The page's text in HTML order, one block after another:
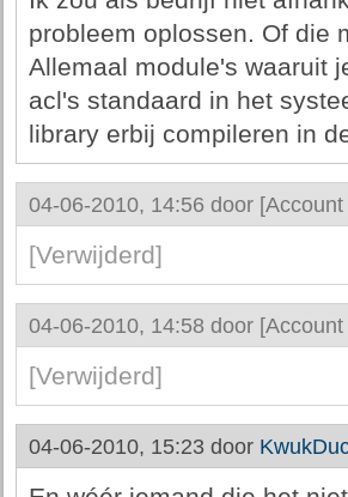
probleem oplossen. Of die
Allemaal module's waaruit
acl's standaard in het
library erbij compileren in
04-06-2010, 14:56 door
[Verwijderd]
04-06-2010, 14:58 door
[Verwijderd]
04-06-2010, 15:23 door